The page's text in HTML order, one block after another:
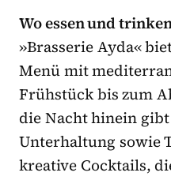
Wo essen und
»Brasserie Ayda«
Menü mit
Frühstück bis zum
die Nacht hinein
Unterhaltung sowie
kreative Cocktails,